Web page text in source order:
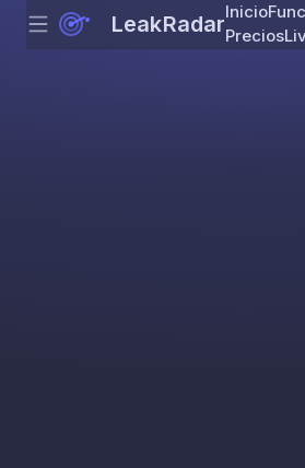
Skip to
Menu LeakRadarInicio
Precios